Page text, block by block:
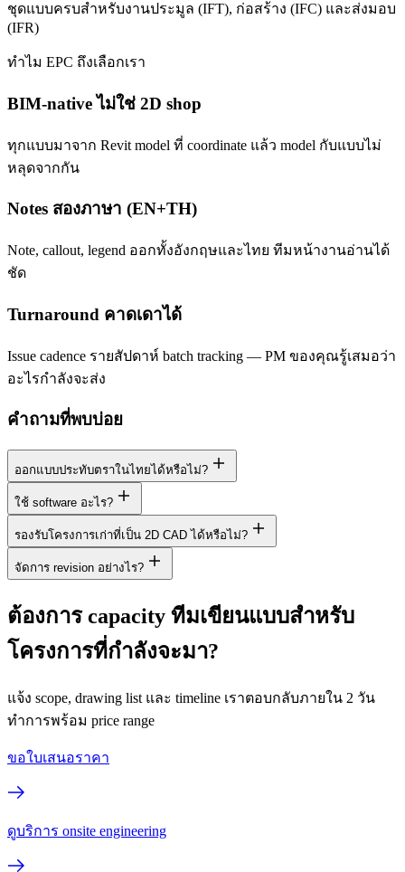
ชุดแบบครบสำหรับงานประมูล (IFT), ก่อสร้าง (IFC) และส่งมอบ
(IFR)
ทำไม EPC ถึงเลือกเรา
BIM-native ไม่ใช่ 2D shop
ทุกแบบมาจาก Revit model ที่ coordinate แล้ว model กับแบบไม่
หลุดจากกัน
Notes สองภาษา (EN+TH)
Note, callout, legend ออกทั้งอังกฤษและไทย ทีมหน้างานอ่านได้
ชัด
Turnaround คาดเดาได้
Issue cadence รายสัปดาห์ batch tracking — PM ของคุณรู้เสมอว่า
อะไรกำลังจะส่ง
คำถามที่พบบ่อย
ออกแบบประทับตราในไทยได้หรือไม่?
ใช้ software อะไร?
รองรับโครงการเก่าที่เป็น 2D CAD ได้หรือไม่?
จัดการ revision อย่างไร?
ต้องการ capacity ทีมเขียนแบบสำหรับ
โครงการที่กำลังจะมา?
แจ้ง scope, drawing list และ timeline เราตอบกลับภายใน 2 วัน
ทำการพร้อม price range
ขอใบเสนอราคา
ดูบริการ onsite engineering